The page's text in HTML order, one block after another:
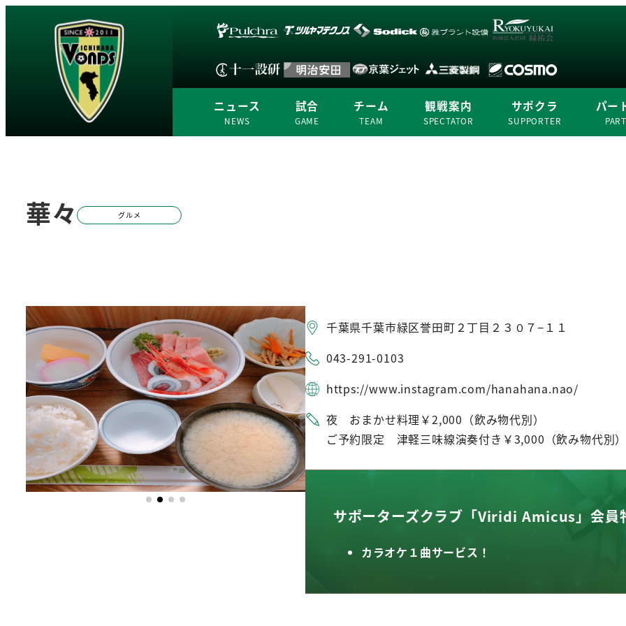
ニュース
NEWS
試合
GAME
チーム
TEAM
観戦案内
SPECTATOR
サポクラ
SUPPORTER
パー
華々 グルメ
千葉県千葉市緑区誉田町２丁目２３０７−１１
043-291-0103
https://www.instagram.com/hanahana.nao/
夜 おまかせ料理￥2,000（飲み物代別）
ご予約限定 津軽三味線演奏付き￥3,000（飲み物代別
サポーターズクラブ「Viridi Amicus」会員
カラオケ１曲サービス！